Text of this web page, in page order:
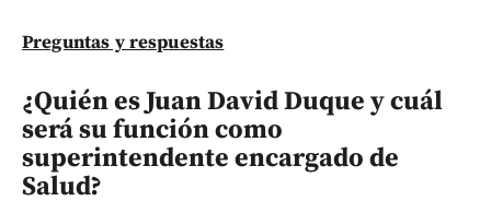
Preguntas y respuestas
¿Quién es Juan David Duque y cuál
será su función como
superintendente encargado de
Salud?